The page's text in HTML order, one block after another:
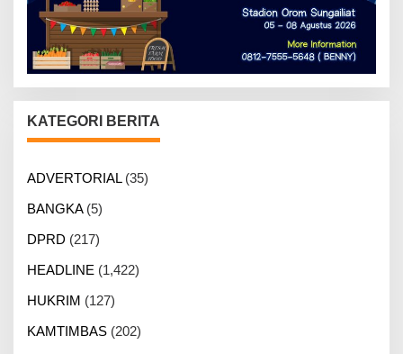
KATEGORI BERITA
ADVERTORIAL(35)
BANGKA(5)
DPRD (217)
HEADLINE (1,422)
HUKRIM (127)
KAMTIMBAS (202)